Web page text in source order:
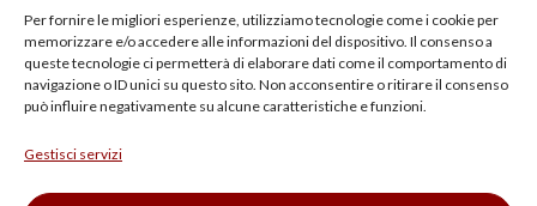
Per fornire le migliori esperienze, utilizziamo tecnologie come i cookie per
memorizzare e/o accedere alle informazioni del dispositivo. Il consenso a
queste tecnologie ci permetterà di elaborare dati come il comportamento di
navigazione o ID unici su questo sito. Non acconsentire o ritirare il consenso
può influire negativamente su alcune caratteristiche e funzioni.
Gestisci servizi
leggi. Tuttavia, è
fondamentale bilanciare
la necessità di proteggere